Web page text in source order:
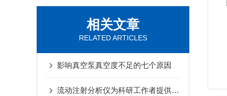
相关文章
RELATED ARTICLES
影响真空泵真空度不足的七个原因
流动注射分析仪为科研工作者提供了一种全新的研究手段